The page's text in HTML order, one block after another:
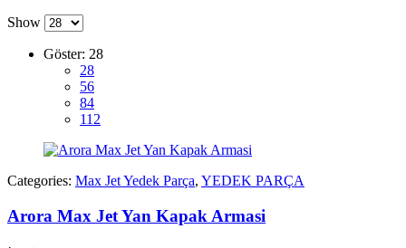
Show
Göster: 28
28
56
84
112
Categories: Max Jet Yedek Parça, YEDEK PARÇA
Arora Max Jet Yan Kapak Armasi